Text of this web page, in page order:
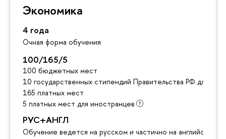
Экономика
4 года
Очная форма обучения
100/165/5
100 бюджетных мест
10 государственных стипендий Правительства РФ для
165 платных мест
5 платных мест для иностранцев
РУС+АНГЛ
Обучение ведется на русском и частично на английском